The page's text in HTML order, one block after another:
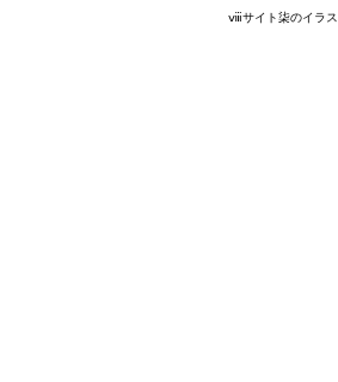
ⅷサイト柒のイラス